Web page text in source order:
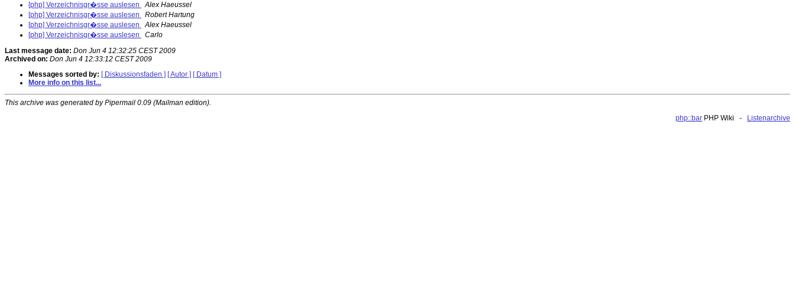
[php] Verzeichnisgr�sse auslesen
Alex Haeussel
[php] Verzeichnisgr�sse auslesen
Robert Hartung
[php] Verzeichnisgr�sse auslesen
Alex Haeussel
[php] Verzeichnisgr�sse auslesen
Carlo
Last message date: Don Jun 4 12:32:25 CEST 2009
Archived on: Don Jun 4 12:33:12 CEST 2009
Messages sorted by: [ Diskussionsfaden ] [ Autor ] [ Datum ]
More info on this list...
This archive was generated by Pipermail 0.09 (Mailman edition).
php::bar PHP Wiki - Listenarchive